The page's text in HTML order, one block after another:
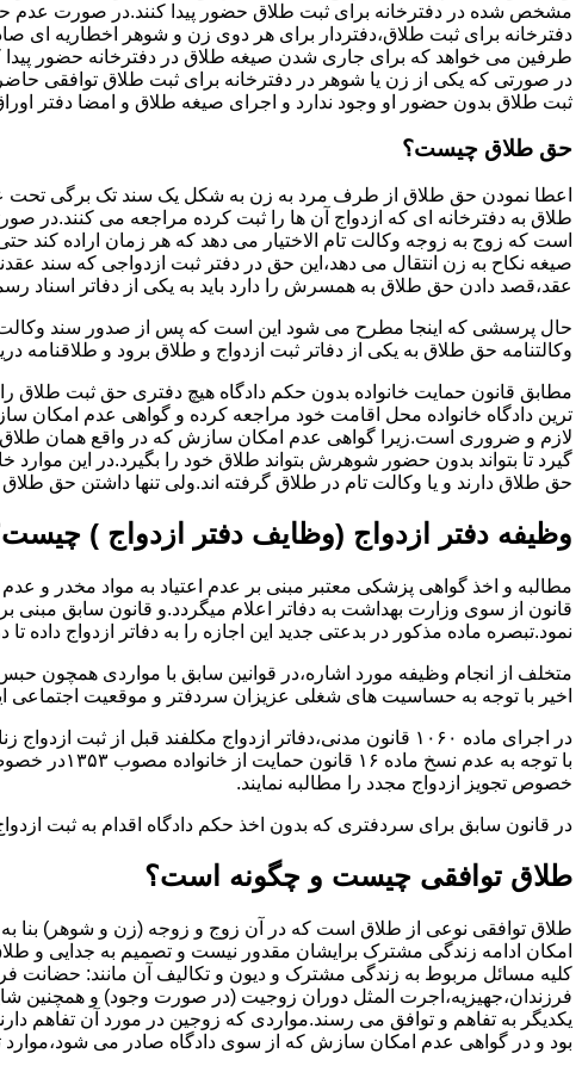
مشخص شده در دفترخانه برای ثبت طلاق حضور پیدا کنند.در صورت عدم
دفترخانه برای ثبت طلاق،دفتردار برای هر دوی زن و شوهر اخطاریه ای
طرفین می خواهد که برای جاری شدن صیغه طلاق در دفترخانه حضور پیدا
در صورتی که یکی از زن یا شوهر در دفترخانه برای ثبت طلاق توافقی
ثبت طلاق بدون حضور او وجود ندارد و اجرای صیغه طلاق و امضا دفتر
حق طلاق چیست؟
اعطا نمودن حق طلاق از طرف مرد به زن به شکل یک سند تک برگی تحت
طلاق به دفترخانه ای که ازدواج آن ها را ثبت کرده مراجعه می کنند.در
است که زوج به زوجه وکالت تام الاختیار می دهد که هر زمان اراده کند
صیغه نکاح به زن انتقال می دهد،این حق در دفتر ثبت ازدواجی که سند
عقد،قصد دادن حق طلاق به همسرش را دارد باید به یکی از دفاتر اسناد
حال پرسشی که اینجا مطرح می شود این است که پس از صدور سند وکالت
وکالتنامه حق طلاق به یکی از دفاتر ثبت ازدواج و طلاق برود و طلاقنامه
مطابق قانون حمایت خانواده بدون حکم دادگاه هیچ دفتری حق ثبت طلاق را
ترین دادگاه خانواده محل اقامت خود مراجعه کرده و گواهی عدم
لازم و ضروری است.زیرا گواهی عدم امکان سازش که در واقع همان
گیرد تا بتواند بدون حضور شوهرش بتواند طلاق خود را بگیرد.در این
حق طلاق دارند و یا وکالت تام در طلاق گرفته اند.ولی تنها داشتن حق
وظیفه دفتر ازدواج (وظایف دفتر ازدواج )
قانون از سوی وزارت بهداشت به دفاتر اعلام میگردد.و قانون سابق
نمود.تبصره ماده مذکور در بدعتی جدید این اجازه را به دفاتر ازدواج داده
متخلف از انجام وظیفه مورد اشاره،در قوانین سابق با مواردی همچون
اخیر با توجه به حساسیت های شغلی عزیزان سردفتر و موقعیت اجتماعی
در اجرای ماده ۱۰۶۰ قانون مدنی،دفاتر ازدواج مکلفند قبل از ثبت ازدواج زنان ایرانی با اتباع خارجی اجازه نامه مخصوص دولت ( وزارت کشور ) را اخذ نمایند.
با توجه به
خصوص تجویز ازدواج مجدد را مطالبه نمایند.
در قانون سابق برای سردفتری که بدون اخذ حکم دادگاه اقدام به ثبت
طلاق توافقی چیست و چگونه است؟
طلاق توافقی نوعی از طلاق است که در آن زوج و زوجه (زن و شوهر) بنا به
امکان ادامه زندگی مشترک برایشان مقدور نیست و تصمیم به جدایی و
کلیه مسائل مربوط به زندگی مشترک و دیون و تکالیف آن مانند: حضانت
فرزندان،جهیزیه،اجرت المثل دوران زوجیت (در صورت وجود) و همچنین
یکدیگر به تفاهم و توافق می رسند.مواردی که زوجین در مورد آن تفاهم
بود و در گواهی عدم امکان سازش که از سوی دادگاه صادر می